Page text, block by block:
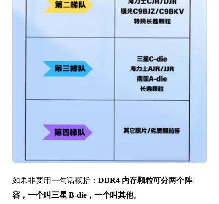
如果非要用一句话概括： DDR4 内存颗粒可分两个阵
容，一个叫三星 B-die，一个叫其他。